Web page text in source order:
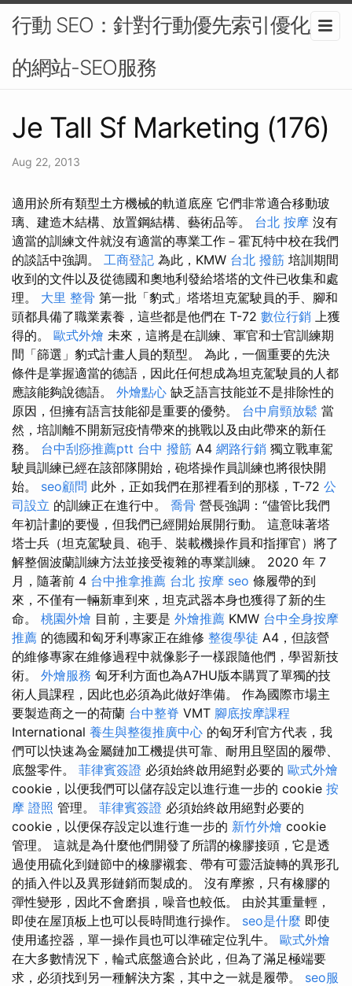
行動 SEO：針對行動優先索引優化您
的網站-SEO服務
Je Tall Sf Marketing (176)
Aug 22, 2013
適用於所有類型土方機械的軌道底座 它們非常適合移動玻
璃、建造木結構、放置鋼結構、藝術品等。 台北 按摩 沒有
適當的訓練文件就沒有適當的專業工作－霍瓦特中校在我們
的談話中強調。 工商登記 為此，KMW 台北 撥筋 培訓期間
收到的文件以及從德國和奧地利發給塔塔的文件已收集和處
理。 大里 整骨 第一批「豹式」塔塔坦克駕駛員的手、腳和
頭都具備了職業素養，這些都是他們在 T-72 數位行銷 上獲
得的。 歐式外燴 未來，這將是在訓練、軍官和士官訓練期
間「篩選」豹式計畫人員的類型。 為此，一個重要的先決
條件是掌握適當的德語，因此任何想成為坦克駕駛員的人都
應該能夠說德語。 外燴點心 缺乏語言技能並不是排除性的
原因，但擁有語言技能卻是重要的優勢。 台中肩頸放鬆 當
然，培訓離不開新冠疫情帶來的挑戰以及由此帶來的新任
務。 台中刮痧推薦ptt 台中 撥筋 A4 網路行銷 獨立戰車駕
駛員訓練已經在該部隊開始，砲塔操作員訓練也將很快開
始。 seo顧問 此外，正如我們在那裡看到的那樣，T-72 公
司設立 的訓練正在進行中。 喬骨 營長強調：“儘管比我們
年初計劃的要慢，但我們已經開始展開行動。 這意味著塔
塔士兵（坦克駕駛員、砲手、裝載機操作員和指揮官）將了
解整個波蘭訓練方法並接受複雜的專業訓練。 2020 年 7
月，隨著前 4 台中推拿推薦 台北 按摩 seo 條履帶的到
來，不僅有一輛新車到來，坦克武器本身也獲得了新的生
命。 桃園外燴 目前，主要是 外燴推薦 KMW 台中全身按摩
推薦 的德國和匈牙利專家正在維修 整復學徒 A4，但該營
的維修專家在維修過程中就像影子一樣跟隨他們，學習新技
術。 外燴服務 匈牙利方面也為A7HU版本購買了單獨的技
術人員課程，因此也必須為此做好準備。 作為國際市場主
要製造商之一的荷蘭 台中整脊 VMT 腳底按摩課程
International 養生與整復推廣中心 的匈牙利官方代表，我
們可以快速為金屬鏈加工機提供可靠、耐用且堅固的履帶、
底盤零件。 菲律賓簽證 必須始終啟用絕對必要的 歐式外燴
cookie，以便我們可以儲存設定以進行進一步的 cookie 按
摩 證照 管理。 菲律賓簽證 必須始終啟用絕對必要的
cookie，以便保存設定以進行進一步的 新竹外燴 cookie
管理。 這就是為什麼他們開發了所謂的橡膠接頭，它是透
過使用硫化到鏈節中的橡膠襯套、帶有可靈活旋轉的異形孔
的插入件以及異形鏈銷而製成的。 沒有摩擦，只有橡膠的
彈性變形，因此不會磨損，噪音也較低。 由於其重量輕，
即使在屋頂板上也可以長時間進行操作。 seo是什麼 即使
使用遙控器，單一操作員也可以準確定位乳牛。 歐式外燴
在大多數情況下，輪式底盤適合於此，但為了滿足極端要
求，必須找到另一種解決方案，其中之一就是履帶。 seo服